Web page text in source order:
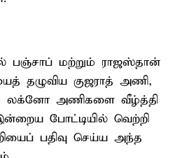
பஞ்சாப் மற்றும் ராஜஸ்தான்
தழுவிய குஜராத் அணி,
லக்னோ அணிகளை வீழ்த்தி
போட்டியில் வெற்றி
பதிவு செய்ய அந்த